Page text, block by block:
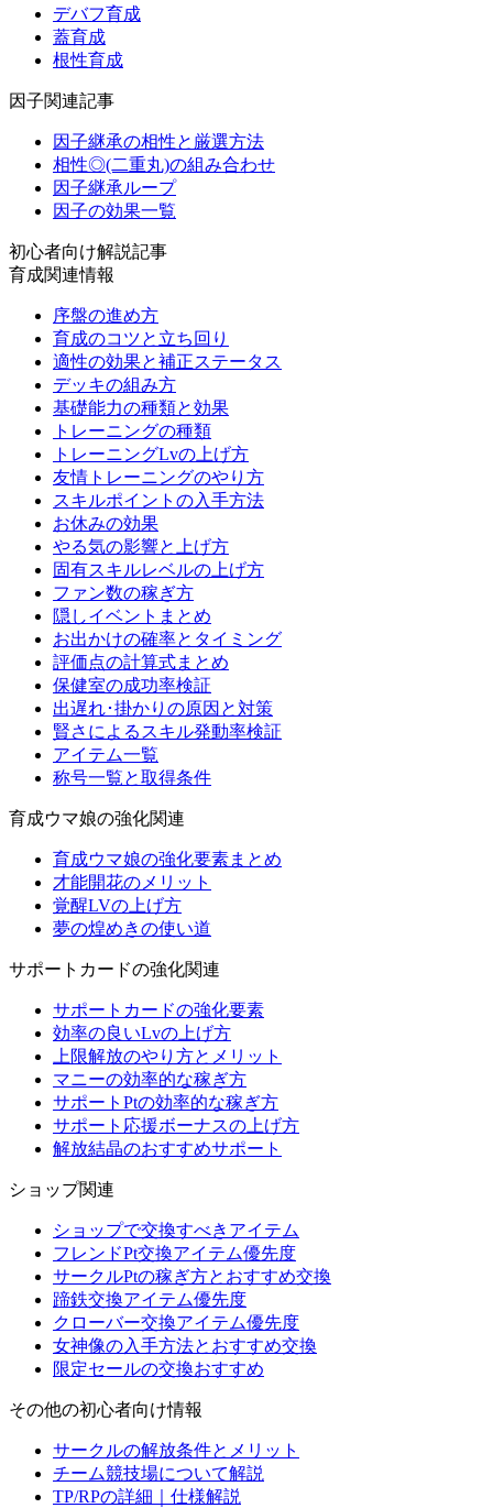
デバフ育成
蓋育成
根性育成
因子関連記事
因子継承の相性と厳選方法
相性◎(二重丸)の組み合わせ
因子継承ループ
因子の効果一覧
初心者向け解説記事
育成関連情報
序盤の進め方
育成のコツと立ち回り
適性の効果と補正ステータス
デッキの組み方
基礎能力の種類と効果
トレーニングの種類
トレーニングLvの上げ方
友情トレーニングのやり方
スキルポイントの入手方法
お休みの効果
やる気の影響と上げ方
固有スキルレベルの上げ方
ファン数の稼ぎ方
隠しイベントまとめ
お出かけの確率とタイミング
評価点の計算式まとめ
保健室の成功率検証
出遅れ･掛かりの原因と対策
賢さによるスキル発動率検証
アイテム一覧
称号一覧と取得条件
育成ウマ娘の強化関連
育成ウマ娘の強化要素まとめ
才能開花のメリット
覚醒LVの上げ方
夢の煌めきの使い道
サポートカードの強化関連
サポートカードの強化要素
効率の良いLvの上げ方
上限解放のやり方とメリット
マニーの効率的な稼ぎ方
サポートPtの効率的な稼ぎ方
サポート応援ボーナスの上げ方
解放結晶のおすすめサポート
ショップ関連
ショップで交換すべきアイテム
フレンドPt交換アイテム優先度
サークルPtの稼ぎ方とおすすめ交換
蹄鉄交換アイテム優先度
クローバー交換アイテム優先度
女神像の入手方法とおすすめ交換
限定セールの交換おすすめ
その他の初心者向け情報
サークルの解放条件とメリット
チーム競技場について解説
TP/RPの詳細｜仕様解説